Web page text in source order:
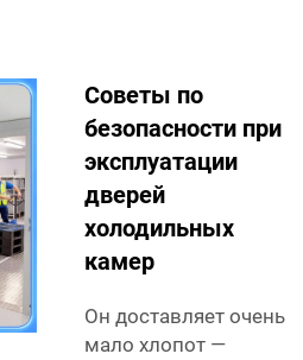
Советы по
безопасности при
эксплуатации
дверей
холодильных
камер
Он доставляет очень
мало хлопот —